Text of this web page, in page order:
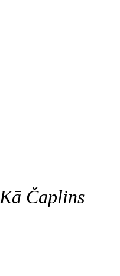
Kā Čaplins